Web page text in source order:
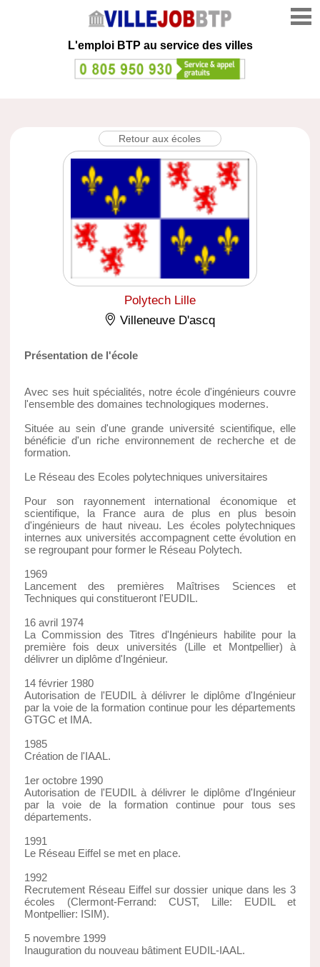
L'emploi BTP au service des villes
Retour aux écoles
Polytech Lille
Villeneuve D'ascq
Présentation de l'école
Avec ses huit spécialités, notre école d'ingénieurs couvre
l'ensemble des domaines technologiques modernes.
Située au sein d'une grande université scientifique, elle
bénéficie d'un riche environnement de recherche et de
formation.
Le Réseau des Ecoles polytechniques universitaires
Pour son rayonnement international économique et
scientifique, la France aura de plus en plus besoin
d'ingénieurs de haut niveau. Les écoles polytechniques
internes aux universités accompagnent cette évolution en
se regroupant pour former le Réseau Polytech.
1969
Lancement des premières Maîtrises Sciences et
Techniques qui constitueront l'EUDIL.
16 avril 1974
La Commission des Titres d'Ingénieurs habilite pour la
première fois deux universités (Lille et Montpellier) à
délivrer un diplôme d'Ingénieur.
14 février 1980
Autorisation de l'EUDIL à délivrer le diplôme d'Ingénieur
par la voie de la formation continue pour les départements
GTGC et IMA.
1985
Création de l'IAAL.
1er octobre 1990
Autorisation de l'EUDIL à délivrer le diplôme d'Ingénieur
par la voie de la formation continue pour tous ses
départements.
1991
Le Réseau Eiffel se met en place.
1992
Recrutement Réseau Eiffel sur dossier unique dans les 3
écoles (Clermont-Ferrand: CUST, Lille: EUDIL et
Montpellier: ISIM).
5 novembre 1999
Inauguration du nouveau bâtiment EUDIL-IAAL.